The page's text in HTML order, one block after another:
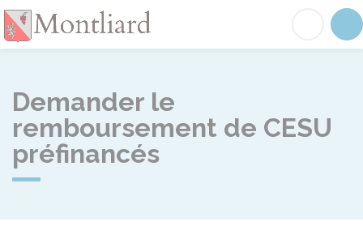
Demander le
remboursement de CESU
préfinancés